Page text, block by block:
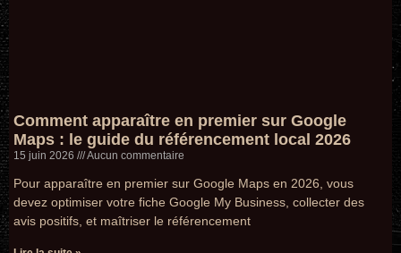
Comment apparaître en premier sur Google
Maps : le guide du référencement local 2026
15 juin 2026 Aucun commentaire
Pour apparaître en premier sur Google Maps en 2026, vous
devez optimiser votre fiche Google My Business, collecter des
avis positifs, et maîtriser le référencement